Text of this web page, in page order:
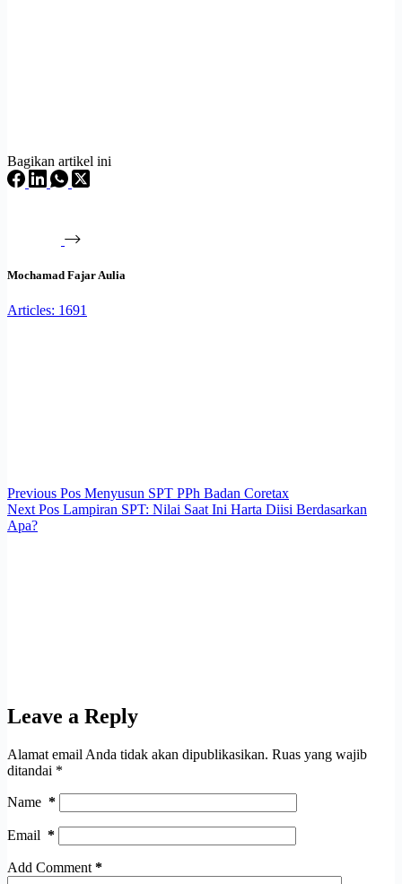
Bagikan artikel ini
Mochamad Fajar Aulia
Articles: 1691
Previous Pos Menyusun SPT PPh Badan Coretax
Next Pos Lampiran SPT: Nilai Saat Ini Harta Diisi Berdasarkan
Apa?
Leave a Reply
Alamat email Anda tidak akan dipublikasikan. Ruas yang wajib
ditandai *
Name *
Email *
Add Comment *